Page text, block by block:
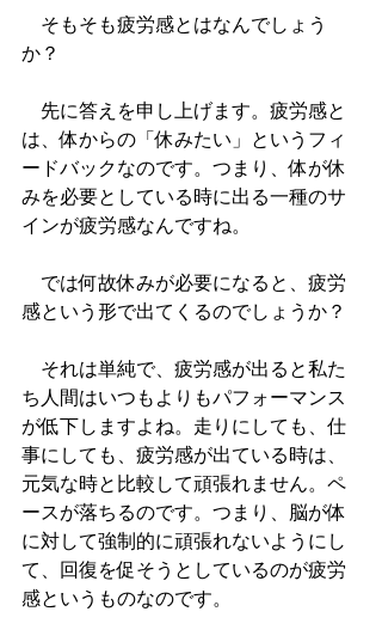
そもそも疲労感とはなんでしょう
か？
先に答えを申し上げます。疲労感と
は、体からの「休みたい」というフィ
ードバックなのです。つまり、体が休
みを必要としている時に出る一種のサ
インが疲労感なんですね。
では何故休みが必要になると、疲労
感という形で出てくるのでしょうか？
それは単純で、疲労感が出ると私た
ち人間はいつもよりもパフォーマンス
が低下しますよね。走りにしても、仕
事にしても、疲労感が出ている時は、
元気な時と比較して頑張れません。ペ
ースが落ちるのです。つまり、脳が体
に対して強制的に頑張れないようにし
て、回復を促そうとしているのが疲労
感というものなのです。